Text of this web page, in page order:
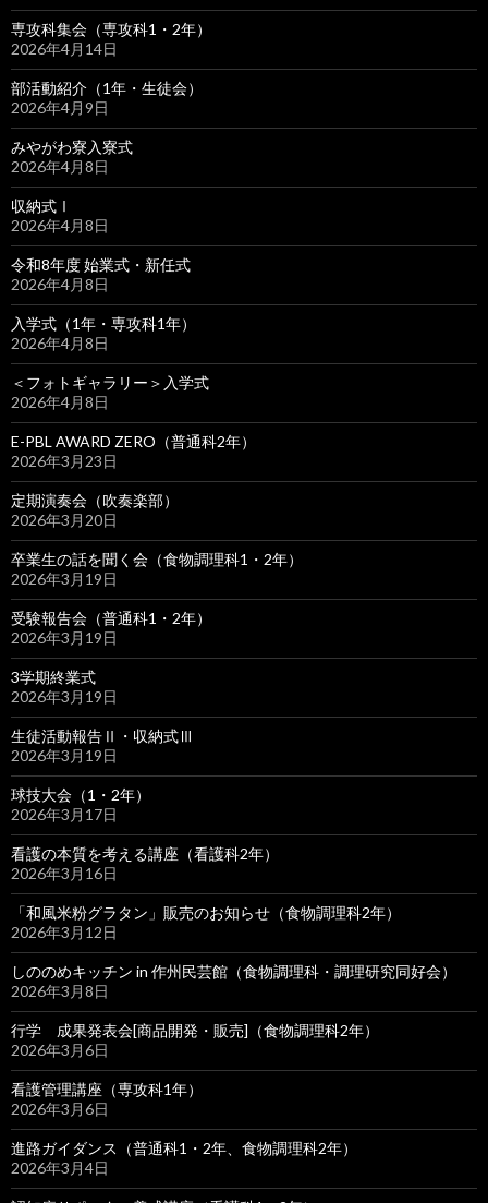
専攻科集会（専攻科1・2年）
2026年4月14日
部活動紹介（1年・生徒会）
2026年4月9日
みやがわ寮入寮式
2026年4月8日
収納式Ⅰ
2026年4月8日
令和8年度 始業式・新任式
2026年4月8日
入学式（1年・専攻科1年）
2026年4月8日
＜フォトギャラリー＞入学式
2026年4月8日
E-PBL AWARD ZERO（普通科2年）
2026年3月23日
定期演奏会（吹奏楽部）
2026年3月20日
卒業生の話を聞く会（食物調理科1・2年）
2026年3月19日
受験報告会（普通科1・2年）
2026年3月19日
3学期終業式
2026年3月19日
生徒活動報告Ⅱ・収納式Ⅲ
2026年3月19日
球技大会（1・2年）
2026年3月17日
看護の本質を考える講座（看護科2年）
2026年3月16日
「和風米粉グラタン」販売のお知らせ（食物調理科2年）
2026年3月12日
しののめキッチン in 作州民芸館（食物調理科・調理研究同好会）
2026年3月8日
行学 成果発表会[商品開発・販売]（食物調理科2年）
2026年3月6日
看護管理講座（専攻科1年）
2026年3月6日
進路ガイダンス（普通科1・2年、食物調理科2年）
2026年3月4日